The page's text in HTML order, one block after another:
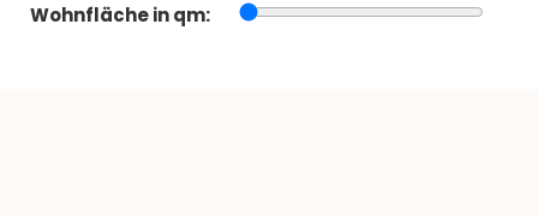
Wohnfläche in qm: